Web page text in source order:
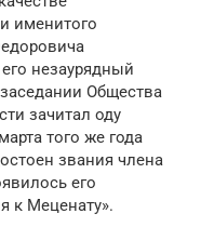
именитого
незаурядный
Общества
зачитал оду
того же года
звания члена
его
к Меценату».